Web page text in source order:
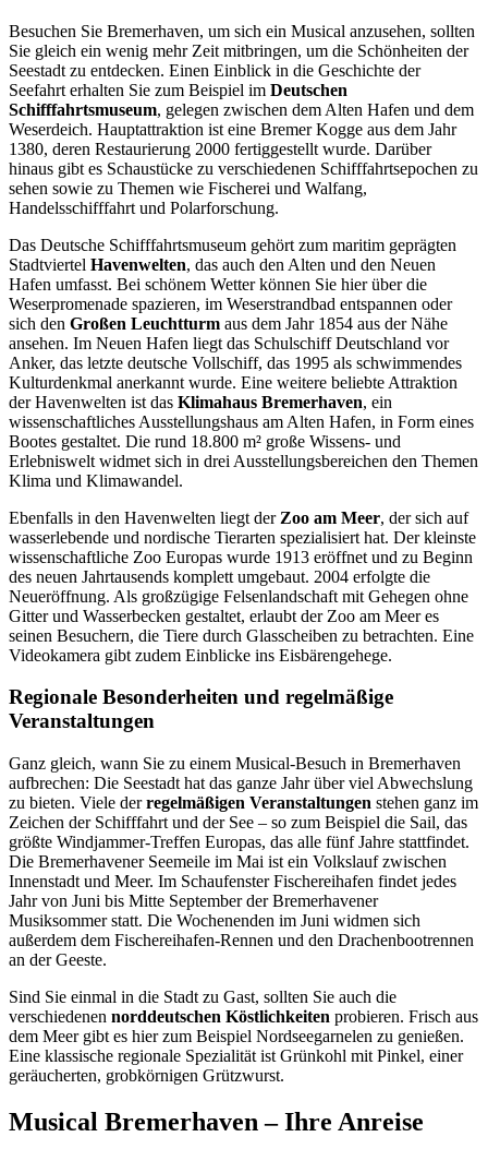
Besuchen Sie Bremerhaven, um sich ein Musical anzusehen, sollten
Sie gleich ein wenig mehr Zeit mitbringen, um die Schönheiten der
Seestadt zu entdecken. Einen Einblick in die Geschichte der
Seefahrt erhalten Sie zum Beispiel im Deutschen
Schifffahrtsmuseum, gelegen zwischen dem Alten Hafen und dem
Weserdeich. Hauptattraktion ist eine Bremer Kogge aus dem Jahr
1380, deren Restaurierung 2000 fertiggestellt wurde. Darüber
hinaus gibt es Schaustücke zu verschiedenen Schifffahrtsepochen zu
sehen sowie zu Themen wie Fischerei und Walfang,
Handelsschifffahrt und Polarforschung.
Das Deutsche Schifffahrtsmuseum gehört zum maritim geprägten
Stadtviertel Havenwelten, das auch den Alten und den Neuen
Hafen umfasst. Bei schönem Wetter können Sie hier über die
Weserpromenade spazieren, im Weserstrandbad entspannen oder
sich den Großen Leuchtturm aus dem Jahr 1854 aus der Nähe
ansehen. Im Neuen Hafen liegt das Schulschiff Deutschland vor
Anker, das letzte deutsche Vollschiff, das 1995 als schwimmendes
Kulturdenkmal anerkannt wurde. Eine weitere beliebte Attraktion
der Havenwelten ist das Klimahaus Bremerhaven, ein
wissenschaftliches Ausstellungshaus am Alten Hafen, in Form eines
Bootes gestaltet. Die rund 18.800 m² große Wissens- und
Erlebniswelt widmet sich in drei Ausstellungsbereichen den Themen
Klima und Klimawandel.
Ebenfalls in den Havenwelten liegt der Zoo am Meer, der sich auf
wasserlebende und nordische Tierarten spezialisiert hat. Der kleinste
wissenschaftliche Zoo Europas wurde 1913 eröffnet und zu Beginn
des neuen Jahrtausends komplett umgebaut. 2004 erfolgte die
Neueröffnung. Als großzügige Felsenlandschaft mit Gehegen ohne
Gitter und Wasserbecken gestaltet, erlaubt der Zoo am Meer es
seinen Besuchern, die Tiere durch Glasscheiben zu betrachten. Eine
Videokamera gibt zudem Einblicke ins Eisbärengehege.
Regionale Besonderheiten und regelmäßige
Veranstaltungen
Ganz gleich, wann Sie zu einem Musical-Besuch in Bremerhaven
aufbrechen: Die Seestadt hat das ganze Jahr über viel Abwechslung
zu bieten. Viele derregelmäßigen Veranstaltungen stehen ganz im
Zeichen der Schifffahrt und der See – so zum Beispiel die Sail, das
größte Windjammer-Treffen Europas, das alle fünf Jahre stattfindet.
Die Bremerhavener Seemeile im Mai ist ein Volkslauf zwischen
Innenstadt und Meer. Im Schaufenster Fischereihafen findet jedes
Jahr von Juni bis Mitte September der Bremerhavener
Musiksommer statt. Die Wochenenden im Juni widmen sich
außerdem dem Fischereihafen-Rennen und den Drachenbootrennen
an der Geeste.
Sind Sie einmal in die Stadt zu Gast, sollten Sie auch die
verschiedenen norddeutschen Köstlichkeiten probieren. Frisch aus
dem Meer gibt es hier zum Beispiel Nordseegarnelen zu genießen.
Eine klassische regionale Spezialität ist Grünkohl mit Pinkel, einer
geräucherten, grobkörnigen Grützwurst.
Musical Bremerhaven – Ihre Anreise